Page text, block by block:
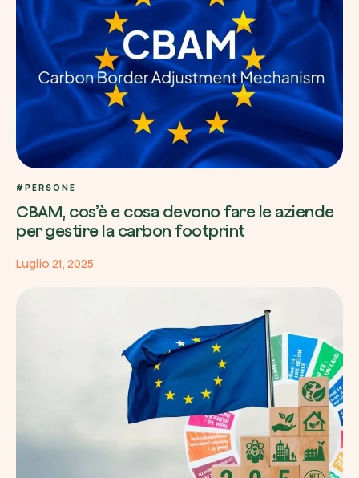
#PERSONE
CBAM, cos’è e cosa devono fare le aziende
per gestire la carbon footprint
Luglio 21, 2025